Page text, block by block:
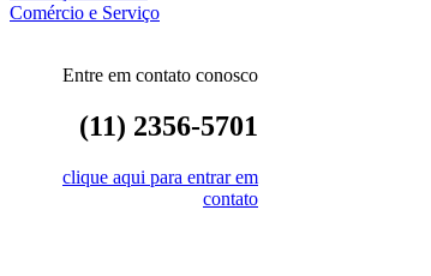
Comércio e Serviço
Entre em contato conosco
(11) 2356-5701
clique aqui para entrar em
contato